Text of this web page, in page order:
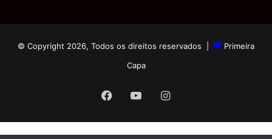
© Copyright 2026, Todos os direitos reservados |
Primeira
Capa
Facebook
YouTubeInstagram